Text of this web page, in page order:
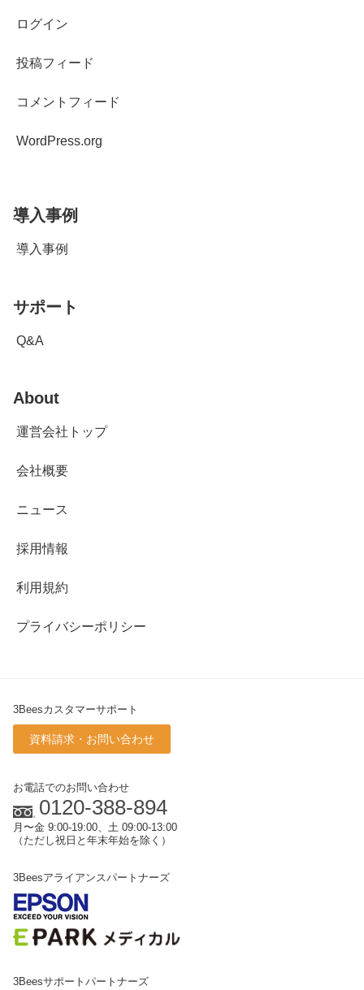
ログイン
投稿フィード
コメントフィード
WordPress.org
導入事例
導入事例
サポート
Q&A
About
運営会社トップ
会社概要
ニュース
採用情報
利用規約
プライバシーポリシー
3Beesカスタマーサポート
資料請求・お問い合わせ
お電話でのお問い合わせ
0120-388-894
月〜金 9:00-19:00、土 09:00-13:00
（ただし祝日と年末年始を除く）
3Beesアライアンスパートナーズ
3Beesサポートパートナーズ